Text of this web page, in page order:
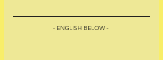
- ENGLISH BELOW -